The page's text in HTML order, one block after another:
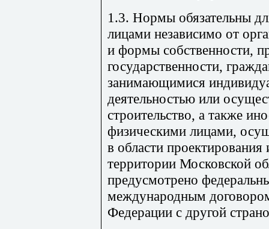
1.3. Нормы обязательны
лицами независимо от
и формы собственности,
государственности,
занимающимися
деятельностью или
строительство, а также
физическими лицами,
в области проектирования
территории Московской
предусмотрено
международным
Федерации с другой